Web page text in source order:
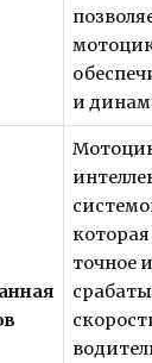
и
точное